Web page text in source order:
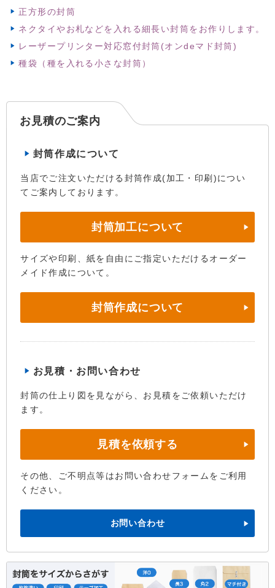
正方形の封筒
ネクタイやお札などを入れる細長い封筒をお作りします。
レーザープリンター対応窓付封筒(オンdeマド封筒)
種袋（種を入れる小さな封筒）
お見積のご案内
封筒作成について
当店でご注文いただける封筒作成(加工・印刷)につい
てご案内しております。
封筒加工について
サイズや印刷、紙を自由にご指定いただけるオーダー
メイド作成について。
封筒作成について
お見積・お問い合わせ
封筒の仕上り図を見ながら、お見積をご依頼いただけ
ます。
見積を依頼する
その他、ご不明点等はお問い合わせフォームをご利用
ください。
お問い合わせ